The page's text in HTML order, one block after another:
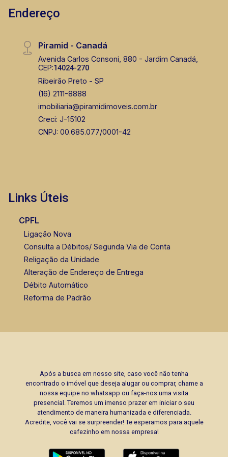
Bráulio Alvarez
(16) 99327-7979
Corretor(a) Online
CRECI 146320 - Venda
Corretor(a) Online
Endereço
Piramid - Canadá
Avenida Carlos Consoni, 880 - Jardim Canadá,
CEP:14024-270
Ribeirão Preto - SP
(16) 2111-8888
imobiliaria@piramidimoveis.com.br
Creci: J-15102
CNPJ: 00.685.077/0001-42
Links Úteis
CPFL
Ligação Nova
Consulta a Débitos/ Segunda Via de Conta
Religação da Unidade
Alteração de Endereço de Entrega
Débito Automático
Reforma de Padrão
Após a busca em nosso site, caso você não tenha
encontrado o imóvel que deseja alugar ou comprar, chame a
nossa equipe no whatsapp ou faça-nos uma visita
presencial. Teremos um imenso prazer em iniciar o seu
atendimento de maneira humanizada e diferenciada.
Acredite, você vai se surpreender! Te esperamos para aquele
cafezinho em nossa empresa!